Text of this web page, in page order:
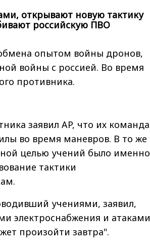
открывают новую тактику
российскую ПВО
опытом войны дронов,
войны с россией. Во время
противника.
заявил AP, что их команда
во время маневров. В то же
целью учений было именно
тактики
учениями, заявил,
электроснабжения и атаками
произойти завтра".